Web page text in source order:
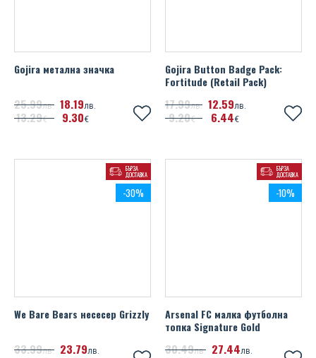
Gojira метална значка
2599лв.
1329€
18 19лв.
9 30€
Gojira Button Badge Pack:
Fortitude (Retail Pack)
1799лв.
920€
12 59лв.
6 44€
БЪРЗА
ДОСТАВКА
-30%
We Bare Bears несесер Grizzly
3399лв. 23 79лв.
БЪРЗА
ДОСТАВКА
-10%
Arsenal FC малка футболна
топка Signature Gold
3049лв. 27 44лв.